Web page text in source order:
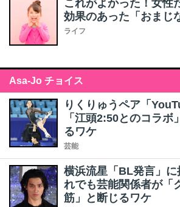
これがよかった！女性
効果のあった「おまじ
ライフ
Asa-Jo チョイス
りくりゅうペア「
「江頭2:50とのコラボ
るワケ
芸能
横浜流星「BL発言」に
れでも芸能関係者が「
筋」と断じるワケ